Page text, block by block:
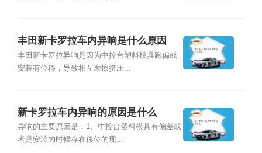
丰田新卡罗拉车内异响是什么原因
丰田新卡罗拉异响是因为中控台塑料模具跑偏或
安装有位移，导致相互摩擦挤压...
新卡罗拉车内异响的原因是什么
异响的主要原因是：1、中控台塑料模具有偏差或
者是安装的时候存在移位的现...